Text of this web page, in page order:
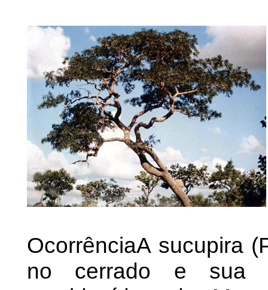
OcorrênciaA sucupira
no cerrado e sua